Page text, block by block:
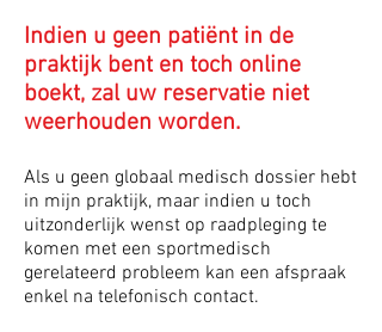
Indien u geen patiënt in de
praktijk bent en toch online
boekt, zal uw reservatie niet
weerhouden worden.
Als u geen globaal medisch dossier hebt
in mijn praktijk, maar indien u toch
uitzonderlijk wenst op raadpleging te
komen met een sportmedisch
gerelateerd probleem kan een afspraak
enkel na telefonisch contact.